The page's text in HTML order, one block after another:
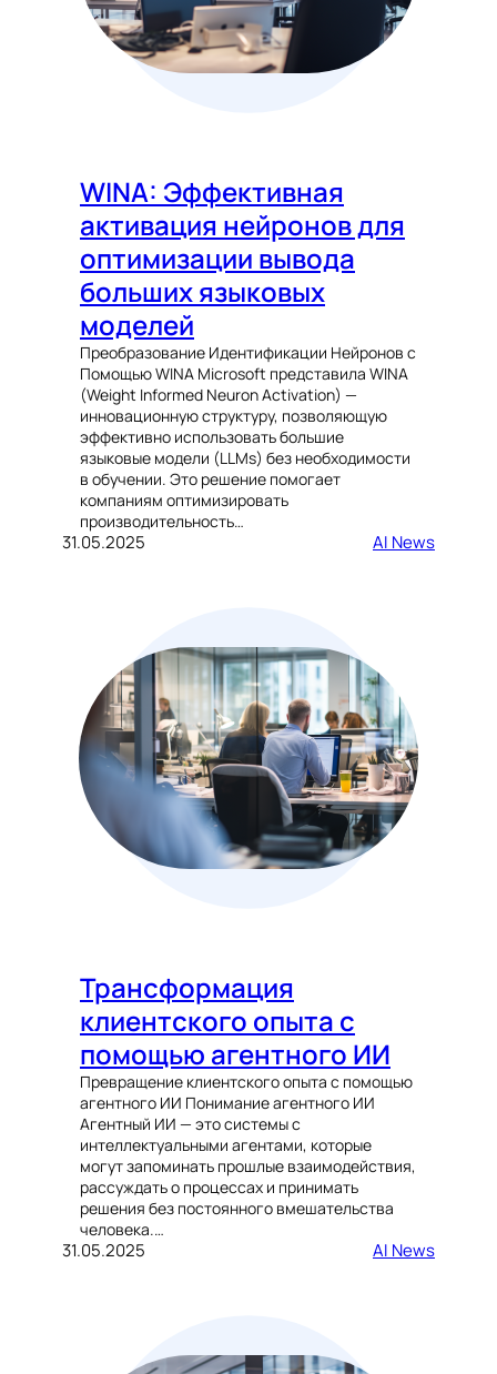
WINA: Эффективная
активация нейронов для
оптимизации вывода
больших языковых
моделей
Преобразование Идентификации Нейронов с
Помощью WINA Microsoft представила WINA
(Weight Informed Neuron Activation) —
инновационную структуру, позволяющую
эффективно использовать большие
языковые модели (LLMs) без необходимости
в обучении. Это решение помогает
компаниям оптимизировать
производительность…
31.05.2025 AI News
Трансформация
клиентского опыта с
помощью агентного ИИ
Превращение клиентского опыта с помощью
агентного ИИ Понимание агентного ИИ
Агентный ИИ — это системы с
интеллектуальными агентами, которые
могут запоминать прошлые взаимодействия,
рассуждать о процессах и принимать
решения без постоянного вмешательства
человека.…
31.05.2025 AI News